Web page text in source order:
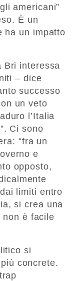
americani”
È un
ha un impatto
Bri interessa
– dice
successo
un veto
l’Italia
Ci sono
“fra un
e
opposto,
limiti entro
si crea una
è facile
si
concrete.